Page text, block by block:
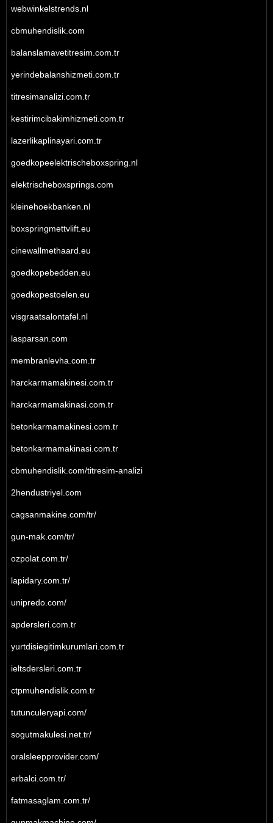
webwinkelstrends.nl
cbmuhendislik.com
balanslamavetitresim.com.tr
yerindebalanshizmeti.com.tr
titresimanalizi.com.tr
kestirimcibakimhizmeti.com.tr
lazerlikaplinayari.com.tr
goedkopeelektrischeboxspring.nl
elektrischeboxsprings.com
kleinehoekbanken.nl
boxspringmettvlift.eu
cinewallmethaard.eu
goedkopebedden.eu
goedkopestoelen.eu
visgraatsalontafel.nl
lasparsan.com
membranlevha.com.tr
harckarmamakinesi.com.tr
harckarmamakinasi.com.tr
betonkarmamakinesi.com.tr
betonkarmamakinasi.com.tr
cbmuhendislik.com/titresim-analizi
2hendustriyel.com
cagsanmakine.com/tr/
gun-mak.com/tr/
ozpolat.com.tr/
lapidary.com.tr/
unipredo.com/
apdersleri.com.tr
yurtdisiegitimkurumlari.com.tr
ieltsdersleri.com.tr
ctpmuhendislik.com.tr
tutunculeryapi.com/
sogutmakulesi.net.tr/
oralsleepprovider.com/
erbalci.com.tr/
fatmasaglam.com.tr/